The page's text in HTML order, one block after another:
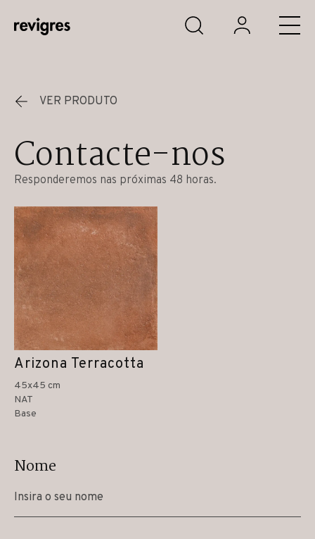
Saltar para o conteúdo principal
VER PRODUTO
Contacte-nos
Responderemos nas próximas 48 horas.
Arizona Terracotta
45x45 cm
NAT
Base
Nome